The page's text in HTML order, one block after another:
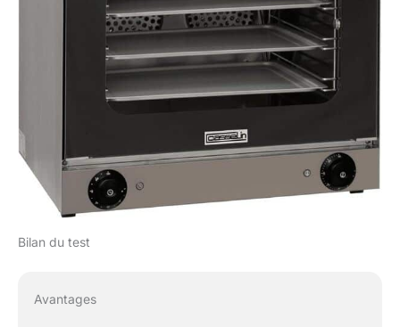
Bilan du test
Avantages